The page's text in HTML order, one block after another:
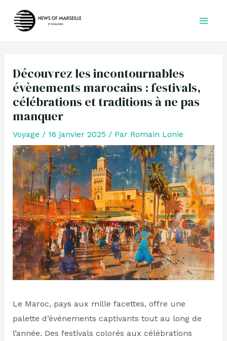
Découvrez les incontournables
évènements marocains : festivals,
célébrations et traditions à ne pas
manquer
Voyage / 16 janvier 2025 / Par Romain Lonie
Le Maroc, pays aux mille facettes, offre une
palette d’événements captivants tout au long de
l’année. Des festivals colorés aux célébrations